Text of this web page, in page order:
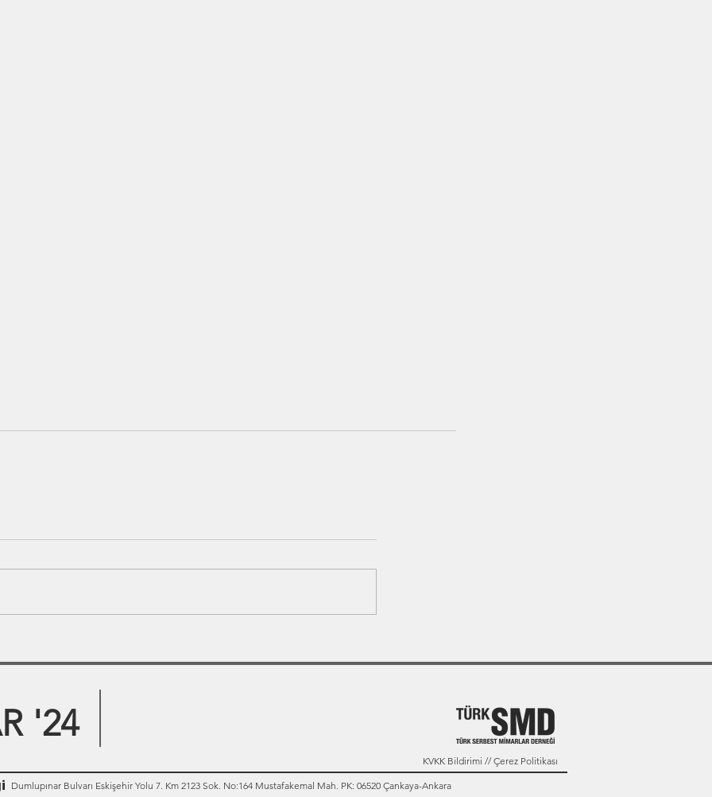
'24
KVKK Bildirimi // Çerez Politikası
Dumlupınar Bulvarı Eskişehir Yolu 7. Km 2123 Sok. No:164 Mustafakemal Mah. PK: 06520 Çankaya-Ankara